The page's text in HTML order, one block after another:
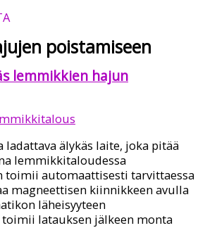
poistamiseen
lemmikkien hajun
ladattava älykäs laite, joka pitää
lemmikkitaloudessa
toimii automaattisesti tarvittaessa
magneettisen kiinnikkeen avulla
läheisyyteen
toimii latauksen jälkeen monta